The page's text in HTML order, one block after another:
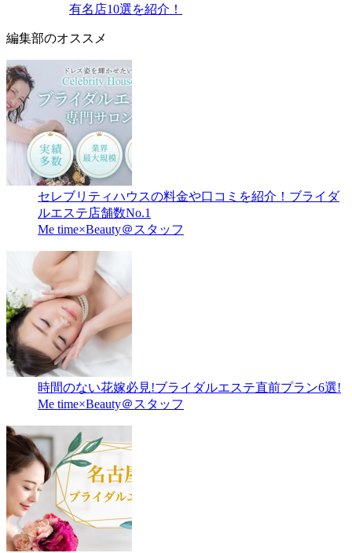
有名店10選を紹介！
編集部のオススメ
セレブリティハウスの料金や口コミを紹介！ブライダ
ルエステ店舗数No.1
Me time×Beauty＠スタッフ
時間のない花嫁必見!ブライダルエステ直前プラン6選!
Me time×Beauty＠スタッフ